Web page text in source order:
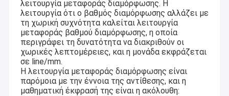
λειτουργία μεταφοράς διαμόρφωσης. Η
λειτουργία ότι ο βαθμός διαμόρφωσης αλλάζει με
τη χωρική συχνότητα καλείται λειτουργία
μεταφοράς βαθμού διαμόρφωσης, η οποία
περιγράφει τη δυνατότητα να διακριθούν οι
χωρικές λεπτομέρειες, και η μονάδα εκφράζεται
σε line/mm.
Η λειτουργία μεταφοράς διαμόρφωσης είναι
παρόμοια με την έννοια της αντίθεσης, και η
μαθηματική έκφρασή της είναι η ακόλουθη: